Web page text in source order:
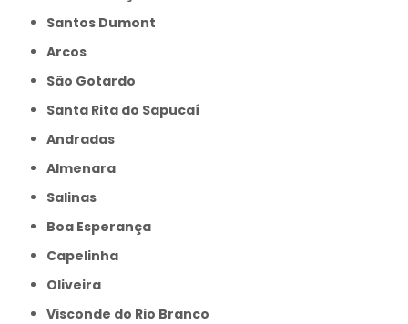
Santos Dumont
Arcos
São Gotardo
Santa Rita do Sapucaí
Andradas
Almenara
Salinas
Boa Esperança
Capelinha
Oliveira
Visconde do Rio Branco